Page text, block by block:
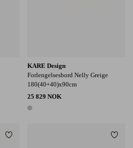
KARE Design
Forlengelsesbord Nelly Greige
180(40+40)x90cm
25 829 NOK
1 farge
Legg til favoritter